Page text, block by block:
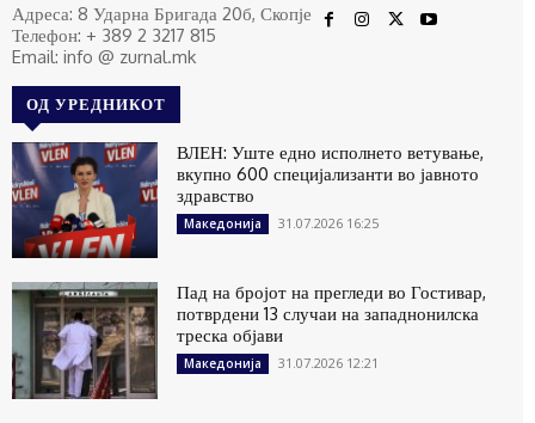
Адреса: 8 Ударна Бригада 20б, Скопје
Телефон: + 389 2 3217 815
Email: info @ zurnal.mk
ОД УРЕДНИКОТ
ВЛЕН: Уште едно исполнето ветување,
вкупно 600 специјализанти во јавното
здравство
Македонија 31.07.2026 16:25
Пад на бројот на прегледи во Гостивар,
потврдени 13 случаи на западнонилска
треска објави
Македонија 31.07.2026 12:21